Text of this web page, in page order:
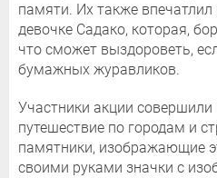
памяти. Их также впечатлил
девочке Садако, которая,
что сможет выздороветь,
бумажных журавликов.
Участники акции совершили
путешествие по городам и
памятники, изображающие
своими руками значки с